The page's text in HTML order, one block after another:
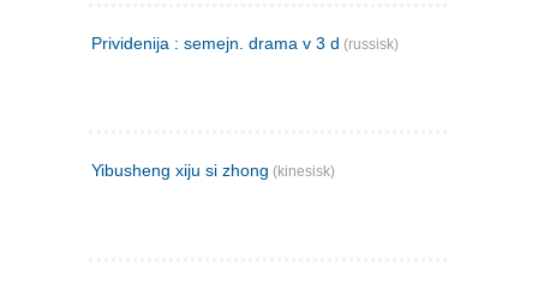
Prividenija : semejn. drama v 3 d (russisk)
Yibusheng xiju si zhong (kinesisk)